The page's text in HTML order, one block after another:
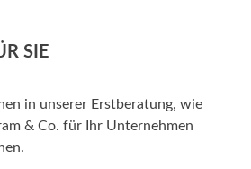
SIE
in unserer Erstberatung, wie
& Co. für Ihr Unternehmen